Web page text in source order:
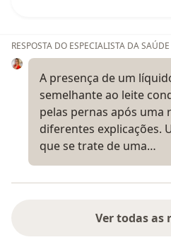
RESPOSTA DO ESPECIALISTA DA
A presença de um
semelhante ao leite
pelas pernas após uma
diferentes explicações.
que se trate de uma…
Ver todas as